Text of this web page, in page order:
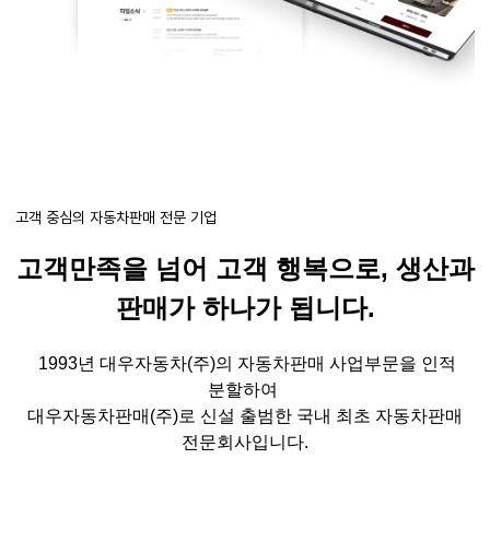
고객 중심의 자동차판매 전문 기업
고객만족을 넘어 고객 행복으로, 생산과
판매가 하나가 됩니다.
1993년 대우자동차(주)의 자동차판매 사업부문을 인적
분할하여
대우자동차판매 (주)로 신설 출범한 국내 최초 자동차판매
전문회사입니다.